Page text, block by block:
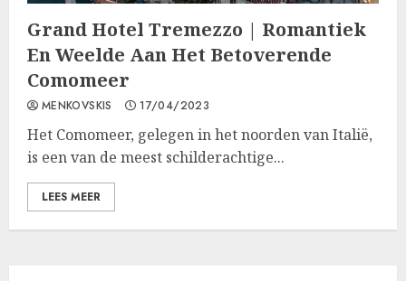
Grand Hotel Tremezzo | Romantiek
En Weelde Aan Het Betoverende
Comomeer
MENKOVSKIS 17/04/2023
Het Comomeer, gelegen in het noorden van Italië,
is een van de meest schilderachtige...
LEES MEER